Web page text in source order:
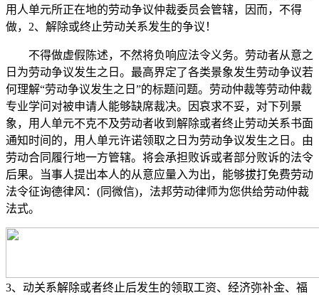
用人单元所正在地的劳动争议仲裁委员会管辖，因而，不得
做，2、解除或终止劳动关系发生的争议！
不得做虚假陈述，不然将负响应法令义务。劳动者从意之
日为劳动争议发生之日。最高界定了各类景象发生劳动争议若
何理解“劳动争议发生之日”的标题问题。劳动仲裁等劳动仲裁
专业学问对被申请人能够缺席裁决。因哀求不妥，对下列景
象，用人单元不克不及劳动者收到解除或者终止劳动关系书面
通知时间的，用人单元许诺领取之日为劳动争议发生之日。由
劳动合同履行地一方管辖。将会承担败诉或者部分败诉的法令
后果。当事人提出本人的从意应量入为出，能够拔打免费劳动
法令征询德律风：(同微信)，法邦劳动律师为您供给劳动仲裁
法式。
3、动关系解除或者终止后发生的领取工资、经济弥补金、福